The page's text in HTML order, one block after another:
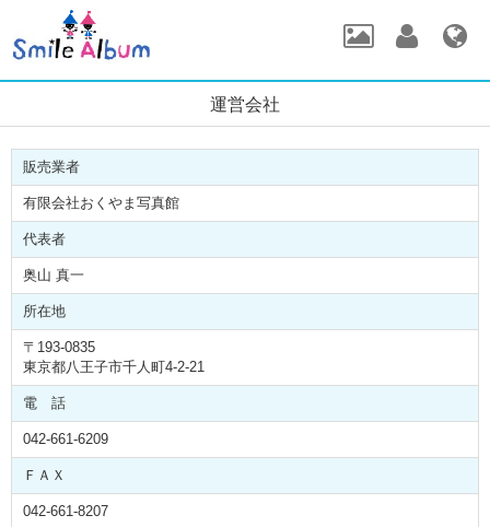
運営会社
販売業者
有限会社おくやま写真館
代表者
奥山 真一
所在地
〒193-0835
東京都八王子市千人町4-2-21
電 話
042-661-6209
ＦＡＸ
042-661-8207